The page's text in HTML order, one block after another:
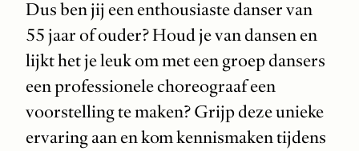
Dus ben jij een enthousiaste danser van
55 jaar of ouder? Houd je van dansen en
lijkt het je leuk om met een groep dansers
een professionele choreograaf een
voorstelling te maken? Grijp deze unieke
ervaring aan en kom kennismaken tijdens